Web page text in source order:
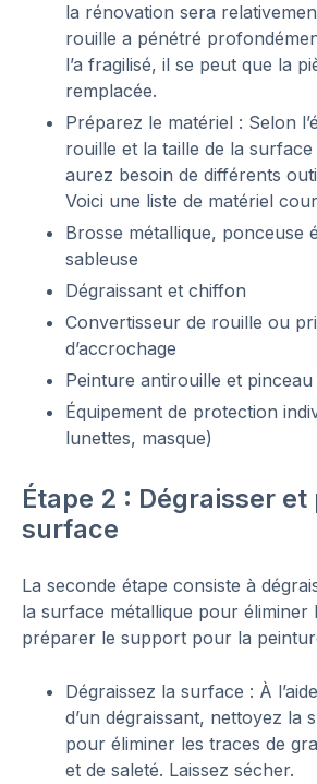
la rénovation sera
rouille a pénétré
l’a fragilisé, il se peut que la
remplacée.
Préparez le matériel : Selon
rouille et la taille de la
aurez besoin de différents
Voici une liste de matériel
Brosse métallique, ponceuse
sableuse
Dégraissant et chiffon
Convertisseur de rouille ou
d’accrochage
Peinture antirouille et
Équipement de protection
lunettes, masque)
Étape 2 : Dégraisser et
surface
La seconde étape consiste à
la surface métallique pour éliminer
préparer le support pour la
Dégraissez la surface : À
d’un dégraissant, nettoyez la
pour éliminer les traces de
et de saleté. Laissez sécher.